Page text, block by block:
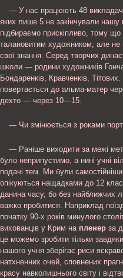
— У нас працюють 48
яких лише 5 не закінчували нашу
підбираємо прискіпливо, тому
талановитим художником, але не
свої знання. Серед творчих
школи — родини художників
Бондаренків, Кравченків,
повертається до альма-матер
дехто — через 10—15.
— Чи змінюється з роками
— Раніше виходити за межі
було неприпустимо, а нині учні
подачі тем. Ми були
опікуються нащадками до 12
данина часу, бо без найближчих
важко пробитися. Наприклад
початку 90-х років минулого
вихованців у Крим на пленер за
це можемо зробити тільки
нашого учня зберігає риси
натхненних очей, сповнених
красу навколишнього світу і